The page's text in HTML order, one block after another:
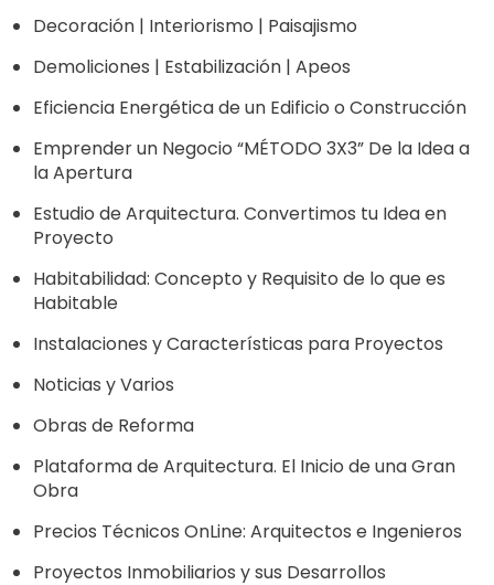
Decoración | Interiorismo | Paisajismo
Demoliciones | Estabilización | Apeos
Eficiencia Energética de un Edificio o Construcción
Emprender un Negocio “MÉTODO 3X3” De la Idea a
la Apertura
Estudio de Arquitectura. Convertimos tu Idea en
Proyecto
Habitabilidad: Concepto y Requisito de lo que es
Habitable
Instalaciones y Características para Proyectos
Noticias y Varios
Obras de Reforma
Plataforma de Arquitectura. El Inicio de una Gran
Obra
Precios Técnicos OnLine: Arquitectos e Ingenieros
Proyectos Inmobiliarios y sus Desarrollos
Aceptar Política Privacidad